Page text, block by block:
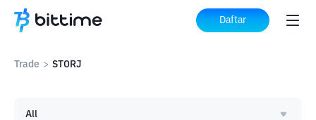
Daftar
Trade > STORJ
All